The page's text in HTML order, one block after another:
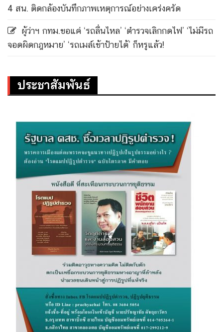
4 สน. ติดกล้องบันทึกภาพเหตุการณ์อย่างเคร่งครัด
ผู้ว่าฯ กทม.ขอแค่ ‘รถลื่นไหล’ ‘ตำรวจเลิกกดไฟ’ ‘ไม่มีรถ
จอดผิดกฎหมาย’ ‘รถเมล์เข้าป้ายได้’ ก็หรูแล้ว!
ประชาสัมพันธ์